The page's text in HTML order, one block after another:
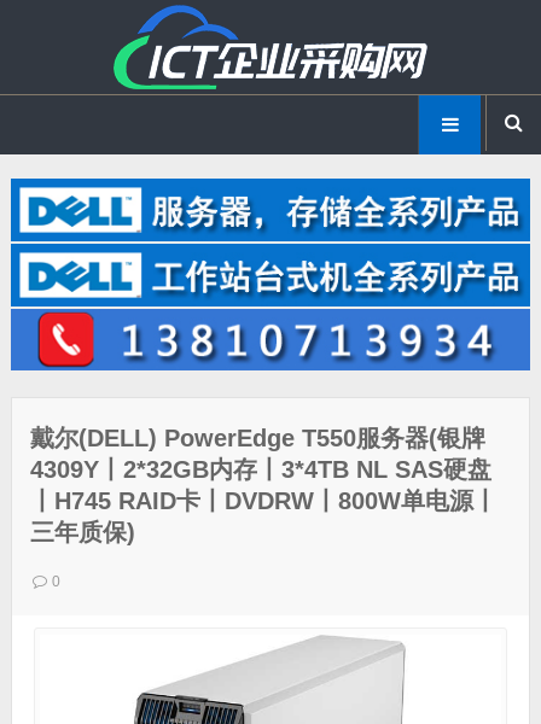
戴尔(DELL) PowerEdge T550服务器(银牌
4309Y丨2*32GB内存丨3*4TB NL SAS硬盘
丨H745 RAID卡丨DVDRW丨800W单电源丨
三年质保)
0